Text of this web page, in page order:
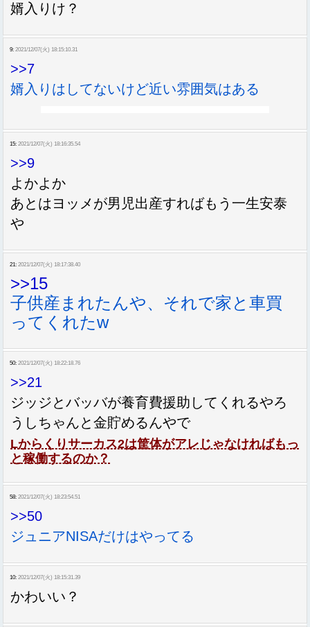
婿入りけ？
9: 2021/12/07(火) 18:15:10.31
>>7
婿入りはしてないけど近い雰囲気はある
15: 2021/12/07(火) 18:16:35.54
>>9
よかよか
あとはヨッメが男児出産すればもう一生安泰
や
21: 2021/12/07(火) 18:17:38.40
>>15
子供産まれたんや、それで家と車買
ってくれたw
50: 2021/12/07(火) 18:22:18.76
>>21
ジッジとバッバが養育費援助してくれるやろ
うしちゃんと金貯めるんやで
Lからくりサーカス2は筐体がアレじゃなければもっ
と稼働するのか？
58: 2021/12/07(火) 18:23:54.51
>>50
ジュニアNISAだけはやってる
10: 2021/12/07(火) 18:15:31.39
かわいい？